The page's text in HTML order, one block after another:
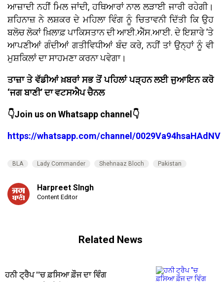
ਆਜ਼ਾਦੀ ਨਹੀਂ ਮਿਲ ਜਾਂਦੀ, ਹਥਿਆਰਾਂ ਨਾਲ ਲੜਾਈ ਜਾਰੀ ਰਹੇਗੀ।
ਸ਼ਹਿਨਾਜ਼ ਨੇ ਲਸ਼ਕਰ ਦੇ ਮਹਿਲਾ ਵਿੰਗ ਨੂੰ ਚਿਤਾਵਨੀ ਦਿੱਤੀ ਕਿ ਉਹ
ਬਲੋਚ ਲੋਕਾਂ ਖ਼ਿਲਾਫ਼ ਪਾਕਿਸਤਾਨ ਦੀ ਆਈ.ਐੱਸ.ਆਈ. ਦੇ ਇਸ਼ਾਰੇ ’ਤੇ
ਆਪਣੀਆਂ ਗੰਦੀਆਂ ਗਤੀਵਿਧੀਆਂ ਬੰਦ ਕਰੇ, ਨਹੀਂ ਤਾਂ ਉਨ੍ਹਾਂ ਨੂੰ ਵੀ
ਮੁਸ਼ਕਿਲਾਂ ਦਾ ਸਾਹਮਣਾ ਕਰਨਾ ਪਵੇਗਾ।
ਤਾਜ਼ਾ ਤੇ ਵੱਡੀਆਂ ਖ਼ਬਰਾਂ ਸਭ ਤੋਂ ਪਹਿਲਾਂ ਪੜ੍ਹਨ ਲਈ ਜੁਆਇਨ ਕਰੋ
‘ਜਗ ਬਾਣੀ’ ਦਾ ਵਟਸਐਪ ਚੈਨਲ
👇Join us on Whatsapp channel👇
https://whatsapp.com/channel/
BLA Lady Commander Shehnaaz Bloch Pakistan
Harpreet SIngh
Content Editor
Related News
ਹਨੀ ਟ੍ਰੈਪ ''ਚ ਫ਼ਸਿਆ ਫ਼ੌਜ ਦਾ ਵਿੰਗ